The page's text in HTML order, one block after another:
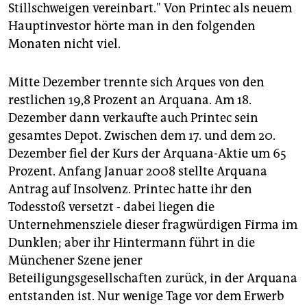
Stillschweigen vereinbart." Von Printec als neuem
Hauptinvestor hörte man in den folgenden
Monaten nicht viel.
Mitte Dezember trennte sich Arques von den
restlichen 19,8 Prozent an Arquana. Am 18.
Dezember dann verkaufte auch Printec sein
gesamtes Depot. Zwischen dem 17. und dem 20.
Dezember fiel der Kurs der Arquana-Aktie um 65
Prozent. Anfang Januar 2008 stellte Arquana
Antrag auf Insolvenz. Printec hatte ihr den
Todesstoß versetzt - dabei liegen die
Unternehmensziele dieser fragwürdigen Firma im
Dunklen; aber ihr Hintermann führt in die
Münchener Szene jener
Beteiligungsgesellschaften zurück, in der Arquana
entstanden ist. Nur wenige Tage vor dem Erwerb